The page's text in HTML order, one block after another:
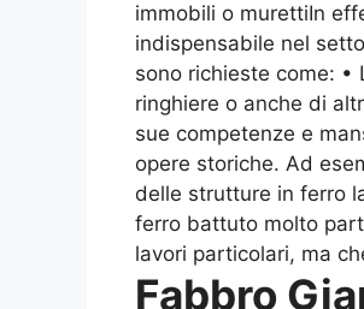
immobili o murettiIn
indispensabile nel
sono richieste come:
ringhiere o anche di
sue competenze e
opere storiche. Ad
delle strutture in ferro
ferro battuto molto
lavori particolari, ma
Fabbro